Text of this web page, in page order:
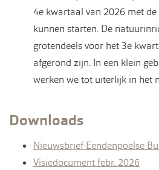
4e kwartaal van 2026 met
kunnen starten. De
grotendeels voor het 3e
afgerond zijn. In een klein
werken we tot uiterlijk in het
Downloads
Nieuwsbrief Eendenpoelse
Visiedocument febr. 2026